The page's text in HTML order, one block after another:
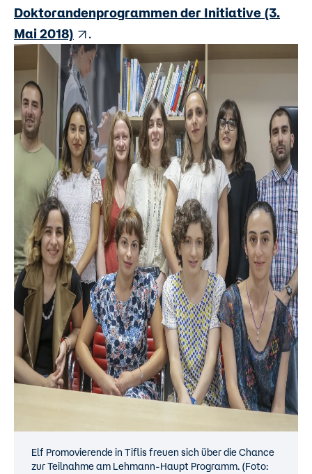
Doktorandenprogrammen der Initiative (3.
Mai 2018)
.
Elf Promovierende in Tiflis freuen sich über die Chance
zur Teilnahme am Lehmann-Haupt Programm. (Foto: